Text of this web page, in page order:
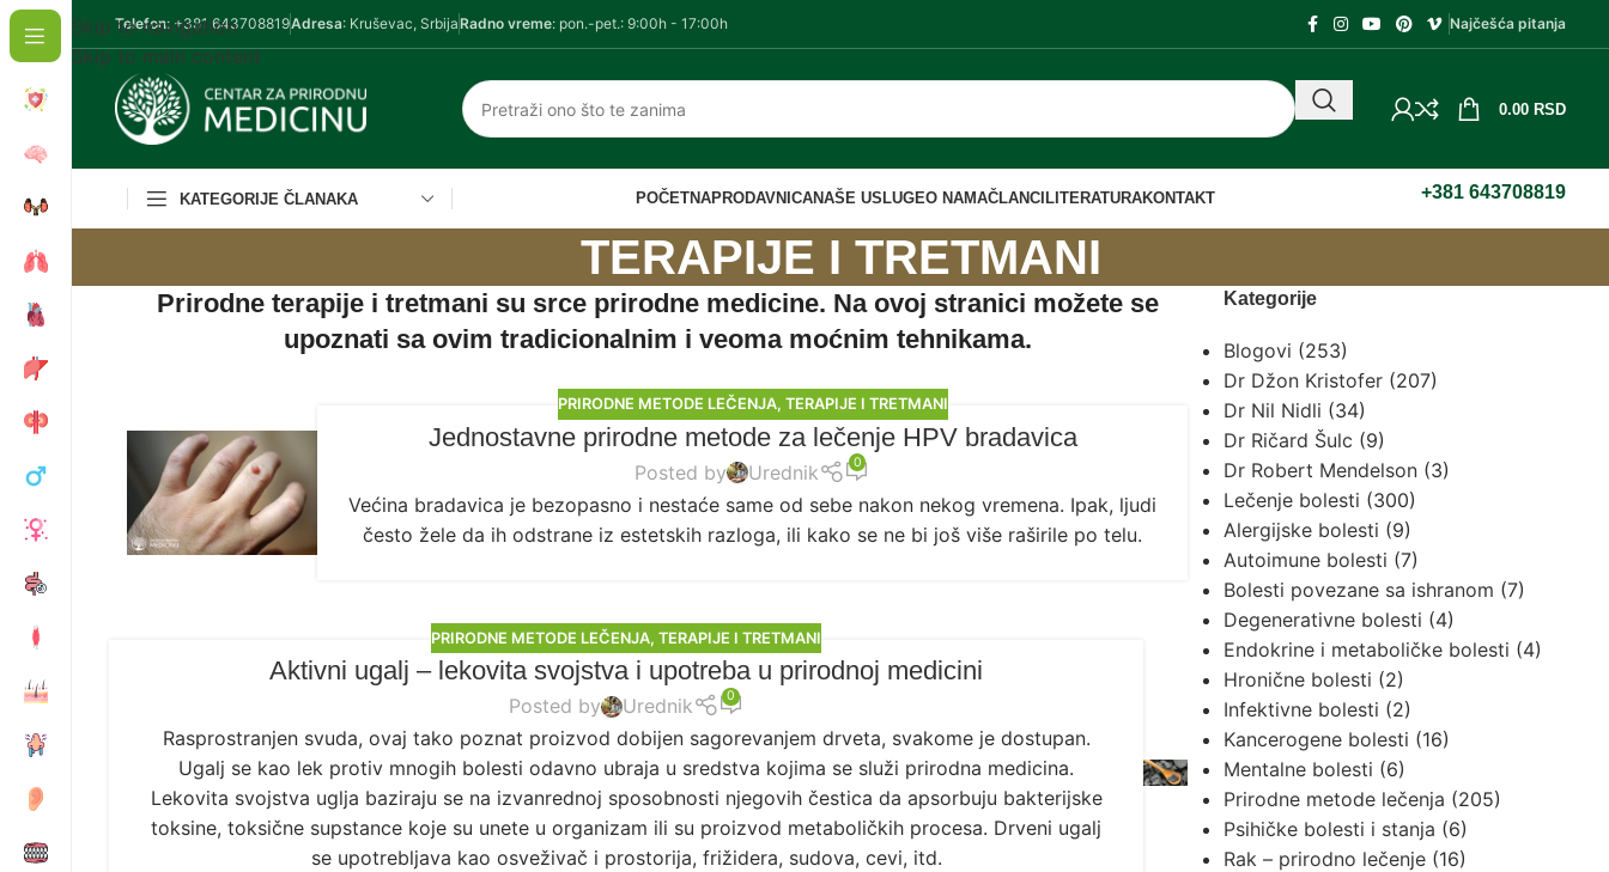
Skip to navigation
Skip to main content
Telefon: +381 643708819Adresa: Kruševac, SrbijaRadno vreme: pon.-pet.: 9:00h - 17:00h Najčešća pitanja
0.00 RSD
KATEGORIJE ČLANAKA POČETNAPRODAVNICANAŠE USLUGEO NAMAČLANCI LITERATURAKONTAKT +381 643708819
TERAPIJE I TRETMANI
Prirodne terapije i tretmani su srce prirodne medicine. Na ovoj stranici možete se
upoznati sa ovim tradicionalnim i veoma moćnim tehnikama.
PRIRODNE METODE LEČENJA, TERAPIJE I TRETMANI
Jednostavne prirodne metode za lečenje HPV bradavica
Posted by Urednik 0
Većina bradavica je bezopasno i nestaće same od sebe nakon nekog vremena. Ipak, ljudi
često žele da ih odstrane iz estetskih razloga, ili kako se ne bi još više raširile po telu.
PRIRODNE METODE LEČENJA,TERAPIJE I TRETMANI
Aktivni ugalj – lekovita svojstva i upotreba u prirodnoj medicini
Posted by Urednik 0
Rasprostranjen svuda, ovaj tako poznat proizvod dobijen sagorevanjem drveta, svakome je dostupan.
Ugalj se kao lek protiv mnogih bolesti odavno ubraja u sredstva kojima se služi prirodna medicina.
Lekovita svojstva uglja baziraju se na izvanrednoj sposobnosti njegovih čestica da apsorbuju bakterijske
toksine, toksične supstance koje su unete u organizam ili su proizvod metaboličkih procesa. Drveni ugalj
se upotrebljava kao osveživač i prostorija, frižidera, sudova, cevi, itd.
Kategorije
Blogovi (253)
Dr Džon Kristofer (207)
Dr Nil Nidli (34)
Dr Ričard Šulc (9)
Dr Robert Mendelson (3)
Lečenje bolesti (300)
Alergijske bolesti (9)
Autoimune bolesti (7)
Bolesti povezane sa ishranom (7)
Degenerativne bolesti (4)
Endokrine i metaboličke bolesti (4)
Hronične bolesti (2)
Infektivne bolesti (2)
Kancerogene bolesti (16)
Mentalne bolesti (6)
Prirodne metode lečenja (205)
Psihičke bolesti i stanja (6)
Rak – prirodno lečenje (16)